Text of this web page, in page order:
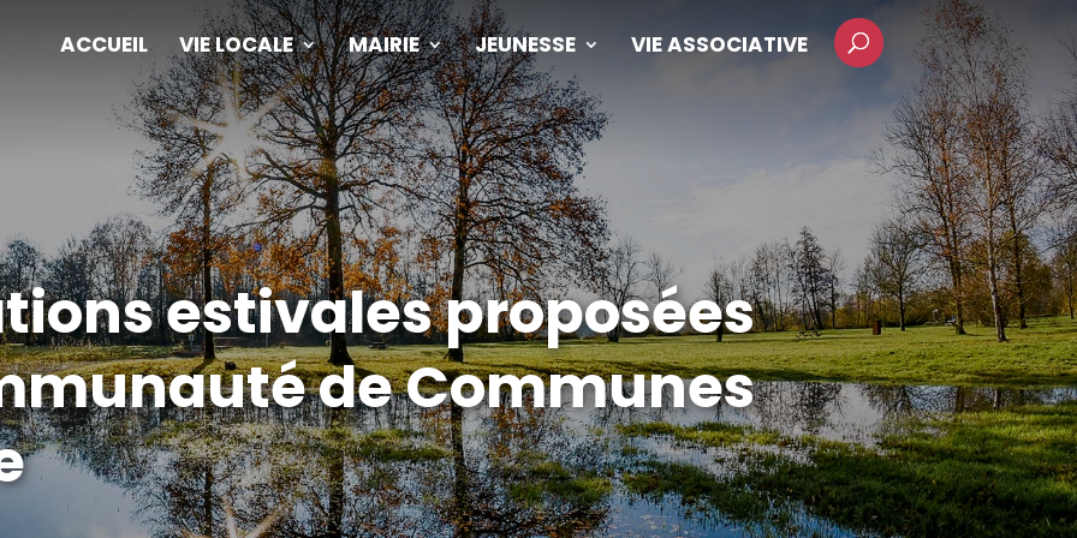
ACCUEIL VIE LOCALE MAIRIE JEUNESSE VIE ASSOCIATIVE
estivales proposées
de Communes